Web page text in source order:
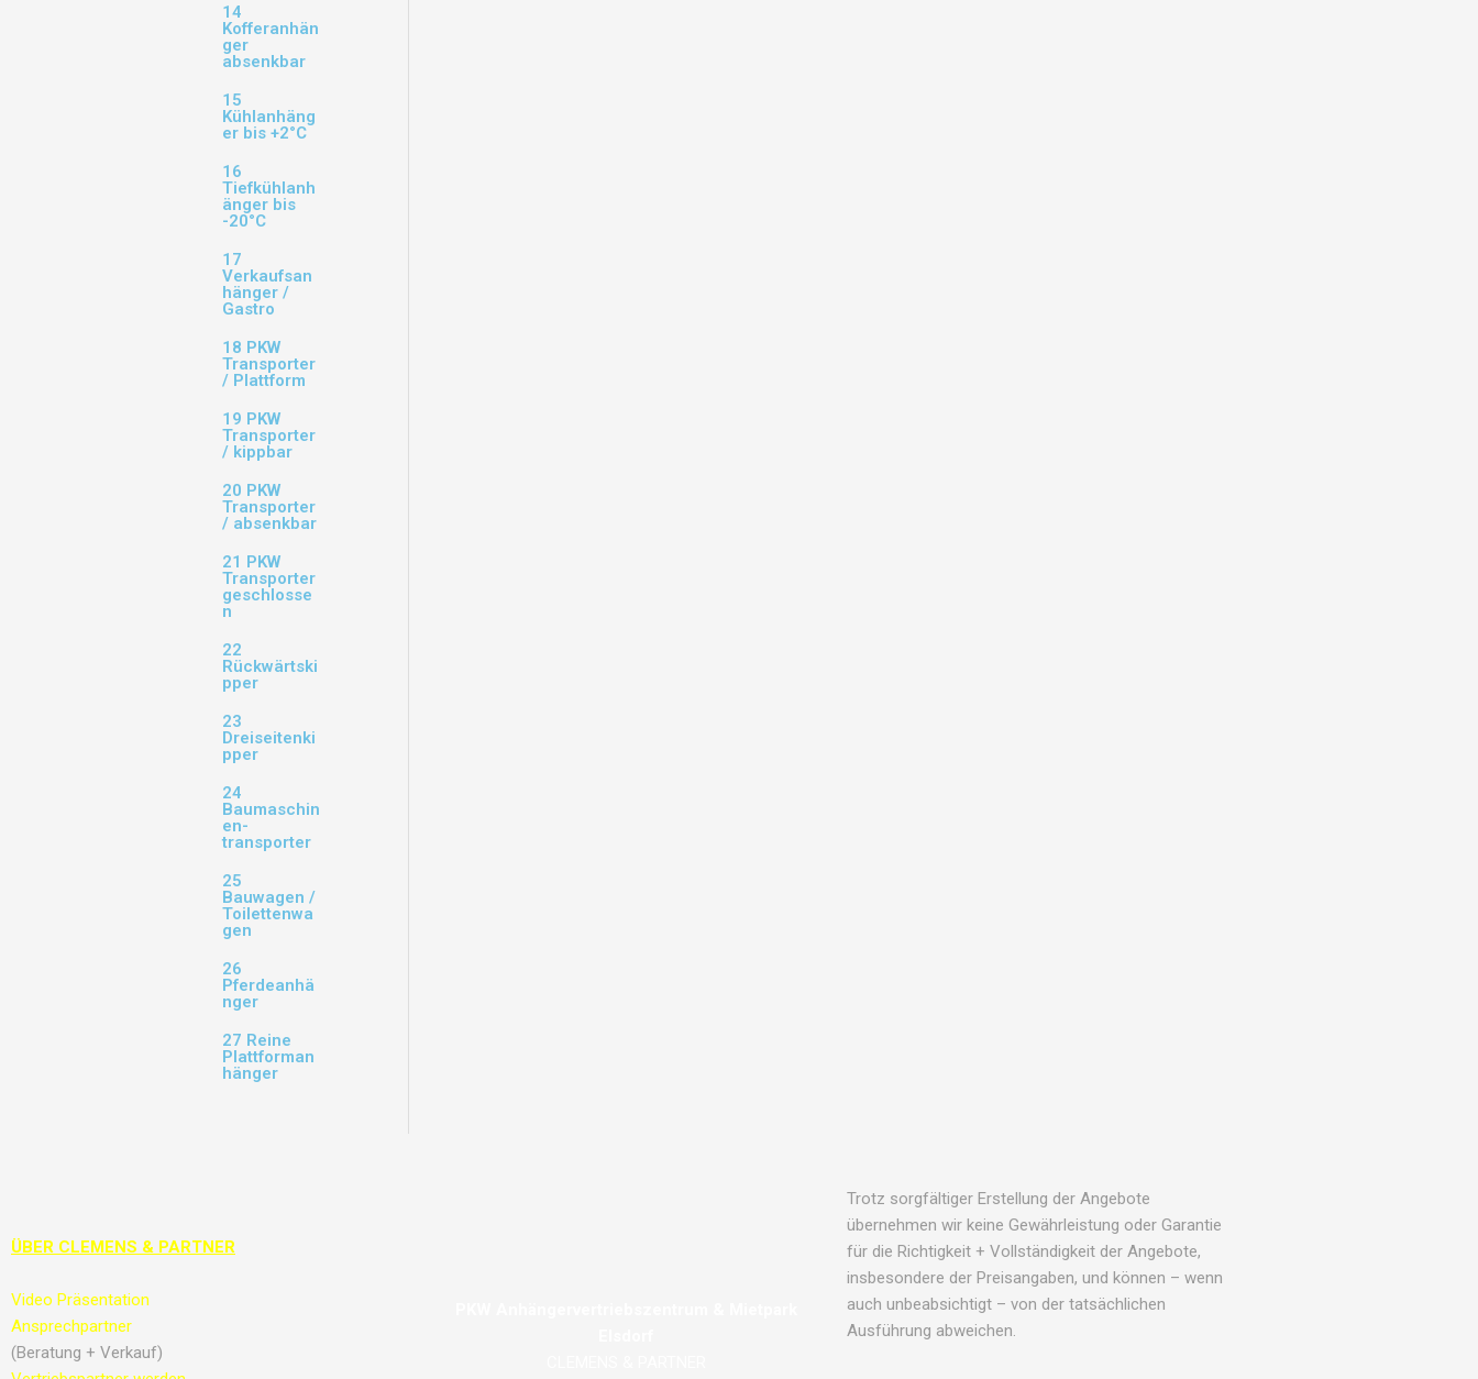
14
Kofferanhän
ger
absenkbar
15
Kühlanhäng
er bis +2°C
16
Tiefkühlanh
änger bis
-20°C
17
Verkaufsan
hänger /
Gastro
18 PKW
Transporter
/ Plattform
19 PKW
Transporter
/ kippbar
20 PKW
Transporter
/ absenkbar
21 PKW
Transporter
geschlosse
n
22
Rückwärtski
pper
23
Dreiseitenki
pper
24
Baumaschin
en-
transporter
25
Bauwagen /
Toilettenwa
gen
26
Pferdeanhä
nger
27 Reine
Plattforman
hänger
ÜBER CLEMENS & PARTNER
Video Präsentation
Ansprechpartner
(Beratung + Verkauf)
Trotz sorgfältiger Erstellung der Angebote
übernehmen wir keine Gewährleistung oder Garantie
für die Richtigkeit + Vollständigkeit der Angebote,
insbesondere der Preisangaben, und können – wenn
auch unbeabsichtigt – von der tatsächlichen
Ausführung abweichen.